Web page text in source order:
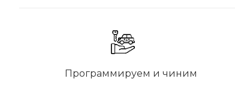
Программируем и чиним